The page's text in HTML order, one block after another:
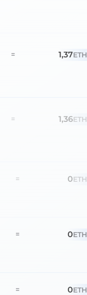
= 1,37ETH
= 1,36ETH
= 0ETH
= 0ETH
= 0ETH